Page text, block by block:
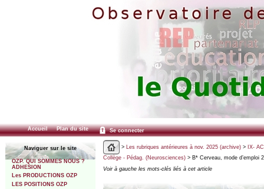
Accueil Plan du site Se connecter
Naviguer sur le site
OZP. QUI SOMMES NOUS ?
ADHESION
Les PRODUCTIONS OZP
LES POSITIONS OZP
> Les rubriques antérieures à nov. 2025 (archive)> IX-
Collège - Pédag. (Neurosciences)> B* Cerveau, mode d’emploi
Voir à gauche les mots-clés liés à cet article